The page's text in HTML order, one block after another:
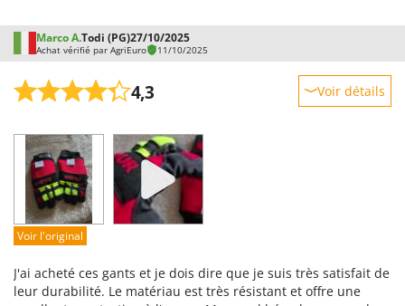
Râpes à fromage électriques
Remplisseuses
Robots Tondeuses
Rogneuses de souches
Rouleaux pour tracteur
S
Scies à Ruban
H
Hailo
Helvi
Henx
HiKOKI
Honda
Idromatic
Il-Tec
Imperia
Infaco
Intec
Marco A.Todi (PG)27/10/2025
Achat vérifié par AgriEuro 11/10/2025
4,3 Voir détails
Prestations
Facilité d'utilisation
Qualité / Prix
Facilité de montage
Voir l'original
J'ai acheté ces gants et je dois dire que je suis très satisfait de
leur durabilité. Le matériau est très résistant et offre une